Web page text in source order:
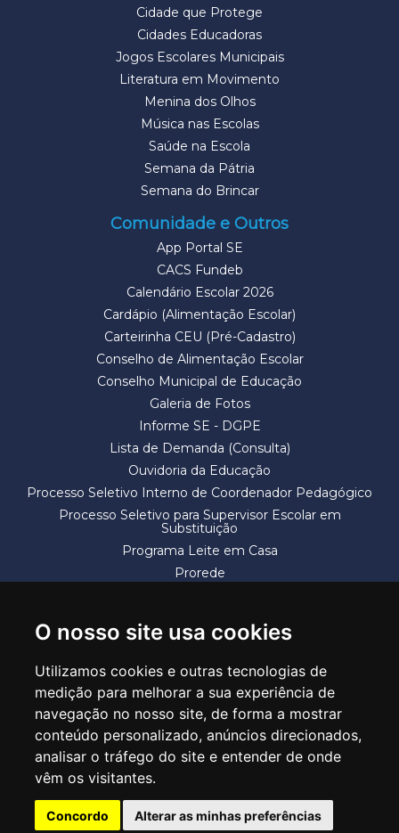
O nosso site usa cookies
Utilizamos cookies e outras tecnologias de
medição para melhorar a sua experiência de
navegação no nosso site, de forma a mostrar
conteúdo personalizado, anúncios direcionados,
analisar o tráfego do site e entender de onde
vêm os visitantes.
Concordo Alterar as minhas preferências
Cidade que Protege
Cidades Educadoras
Jogos Escolares Municipais
Literatura em Movimento
Menina dos Olhos
Música nas Escolas
Saúde na Escola
Semana da Pátria
Semana do Brincar
Comunidade e Outros
App Portal SE
CACS Fundeb
Calendário Escolar 2026
Cardápio (Alimentação Escolar)
Carteirinha CEU (Pré-Cadastro)
Conselho de Alimentação Escolar
Conselho Municipal de Educação
Galeria de Fotos
Informe SE - DGPE
Lista de Demanda (Consulta)
Ouvidoria da Educação
Processo Seletivo Interno de Coordenador Pedagógico
Processo Seletivo para Supervisor Escolar em
Substituição
Programa Leite em Casa
Prorede
SECRETARIA DE EDUCAÇÃO
Rua Claudino Barbosa, 313 - Macedo - Guarulhos/SP CEP 07113-040
Central de Atendimento: *55 11 2475-7300